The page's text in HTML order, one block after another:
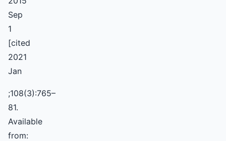
Sep
1
[cited
2021
Jan
;108(3):765–
81.
Available
from: